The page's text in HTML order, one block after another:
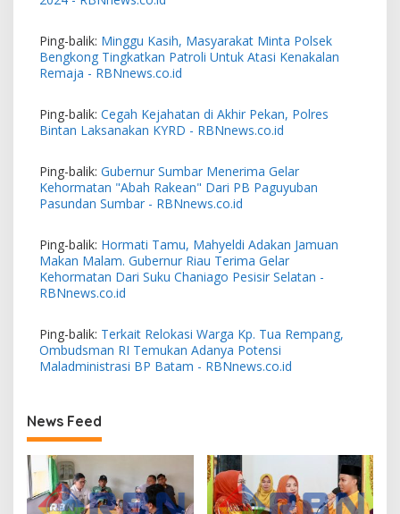
Ping-balik: Minggu Kasih, Masyarakat Minta Polsek
Bengkong Tingkatkan Patroli Untuk Atasi Kenakalan
Remaja - RBNnews.co.id
Ping-balik: Cegah Kejahatan di Akhir Pekan, Polres
Bintan Laksanakan KYRD - RBNnews.co.id
Ping-balik: Gubernur Sumbar Menerima Gelar
Kehormatan "Abah Rakean" Dari PB Paguyuban
Pasundan Sumbar - RBNnews.co.id
Ping-balik: Hormati Tamu, Mahyeldi Adakan Jamuan
Makan Malam. Gubernur Riau Terima Gelar
Kehormatan Dari Suku Chaniago Pesisir Selatan -
RBNnews.co.id
Ping-balik: Terkait Relokasi Warga Kp. Tua Rempang,
Ombudsman RI Temukan Adanya Potensi
Maladministrasi BP Batam - RBNnews.co.id
News Feed